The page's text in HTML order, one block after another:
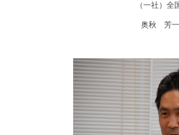
（一社）全
奥秋 芳